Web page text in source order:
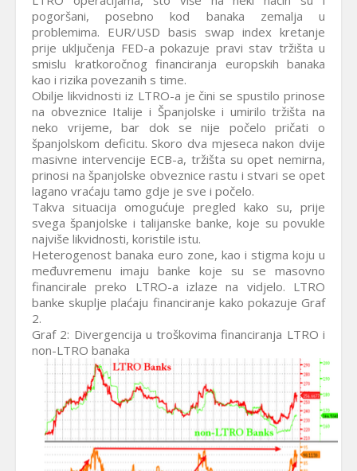
pogoršani, posebno kod banaka zemalja u
problemima. EUR/USD basis swap index kretanje
prije uključenja FED-a pokazuje pravi stav tržišta u
smislu kratkoročnog financiranja europskih banaka
kao i rizika povezanih s time.
Obilje likvidnosti iz LTRO-a je čini se spustilo prinose
na obveznice Italije i Španjolske i umirilo tržišta na
neko vrijeme, bar dok se nije počelo pričati o
španjolskom deficitu. Skoro dva mjeseca nakon dvije
masivne intervencije ECB-a, tržišta su opet nemirna,
prinosi na španjolske obveznice rastu i stvari se opet
lagano vraćaju tamo gdje je sve i počelo.
Takva situacija omogućuje pregled kako su, prije
svega španjolske i talijanske banke, koje su povukle
najviše likvidnosti, koristile istu.
Heterogenost banaka euro zone, kao i stigma koju u
međuvremenu imaju banke koje su se masovno
financirale preko LTRO-a izlaze na vidjelo. LTRO
banke skuplje plaćaju financiranje kako pokazuje Graf
2.
Graf 2: Divergencija u troškovima financiranja LTRO i
non-LTRO banaka